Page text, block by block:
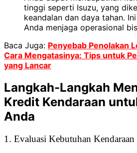
tinggi seperti Isuzu, yang
keandalan dan daya tahan.
Anda menjaga operasional
Baca Juga: Penyebab Penolakan
Cara Mengatasinya: Tips untuk
yang Lancar
Langkah-Langkah
Kredit Kendaraan
Anda
1. Evaluasi Kebutuhan Kendaraan